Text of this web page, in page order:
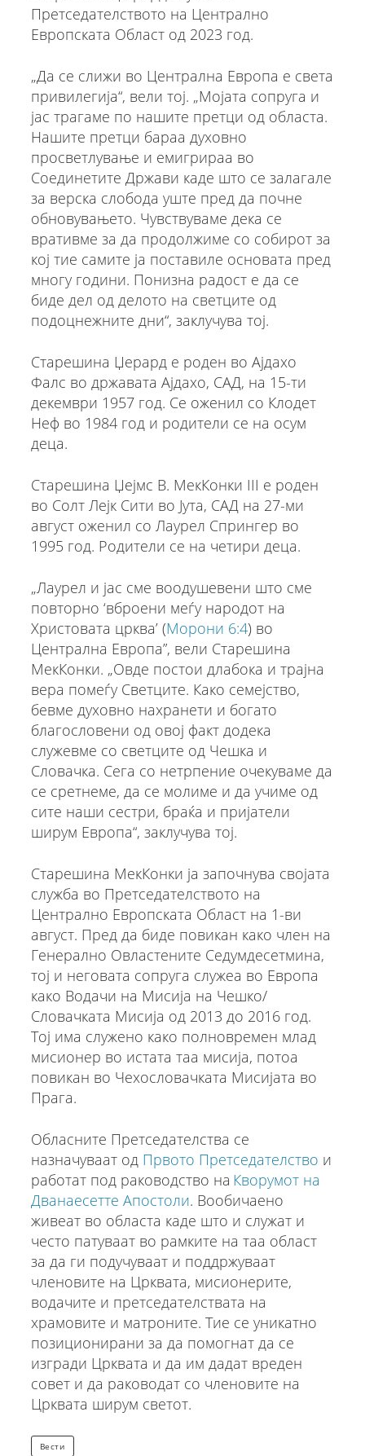
Претседателството на Централно
Европската Област од 2023 год.
„Да се слижи во Централна Европа е света
привилегија“, вели тој. „Мојата сопруга и
јас трагаме по нашите претци од областа.
Нашите претци бараа духовно
просветлување и емигрираа во
Соединетите Држави каде што се залагале
за верска слобода уште пред да почне
обновувањето. Чувствуваме дека се
вративме за да продолжиме со собирот за
кој тие самите ја поставиле основата пред
многу години. Понизна радост е да се
биде дел од делото на светците од
подоцнежните дни“, заклучува тој.
Старешина Џерард е роден во Ајдахо
Фалс во државата Ајдахо, САД, на 15-ти
декември 1957 год. Се оженил со Клодет
Неф во 1984 год и родители се на осум
деца.
Старешина Џејмс В. МекКонки III е роден
во Солт Лејк Сити во Јута, САД на 27-ми
август оженил со Лаурел Спрингер во
1995 год. Родители се на четири деца.
„Лаурел и јас сме воодушевени што сме
повторно ‘вброени меѓу народот на
Христовата црква’ (Морони 6:4) во
Централна Европа”, вели Старешина
МекКонки. „Овде постои длабока и трајна
вера помеѓу Светците. Како семејство,
бевме духовно нахранети и богато
благословени од овој факт додека
служевме со светците од Чешка и
Словачка. Сега со нетрпение очекуваме да
се сретнеме, да се молиме и да учиме од
сите наши сестри, браќа и пријатели
ширум Европа“, заклучува тој.
Старешина МекКонки ја започнува својата
служба во Претседателството на
Централно Европската Област на 1-ви
август. Пред да биде повикан како член на
Генерално Овластените Седумдесетмина,
тој и неговата сопруга служеа во Европа
како Водачи на Мисија на Чешко/
Словачката Мисија од 2013 до 2016 год.
Тој има служено како полновремен млад
мисионер во истата таа мисија, потоа
повикан во Чехословачката Мисијата во
Прага.
Обласните Претседателства се
назначуваат од Првото Претседателство и
работат под раководство на Кворумот на
Дванаесетте Апостоли. Вообичаено
живеат во областа каде што и служат и
често патуваат во рамките на таа област
за да ги подучуваат и поддржуваат
членовите на Црквата, мисионерите,
водачите и претседателствата на
храмовите и матроните. Тие се уникатно
позиционирани за да помогнат да се
изгради Црквата и да им дадат вреден
совет и да раководат со членовите на
Црквата ширум светот.
Вести